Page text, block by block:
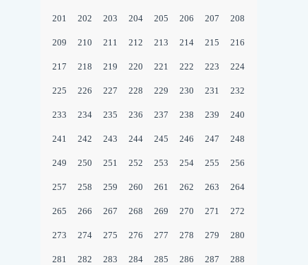
201 202 203 204 205 206 207 208
209 210 211 212 213 214 215 216
217 218 219 220 221 222 223 224
225 226 227 228 229 230 231 232
233 234 235 236 237 238 239 240
241 242 243 244 245 246 247 248
249 250 251 252 253 254 255 256
257 258 259 260 261 262 263 264
265 266 267 268 269 270 271 272
273 274 275 276 277 278 279 280
281 282 283 284 285 286 287 288